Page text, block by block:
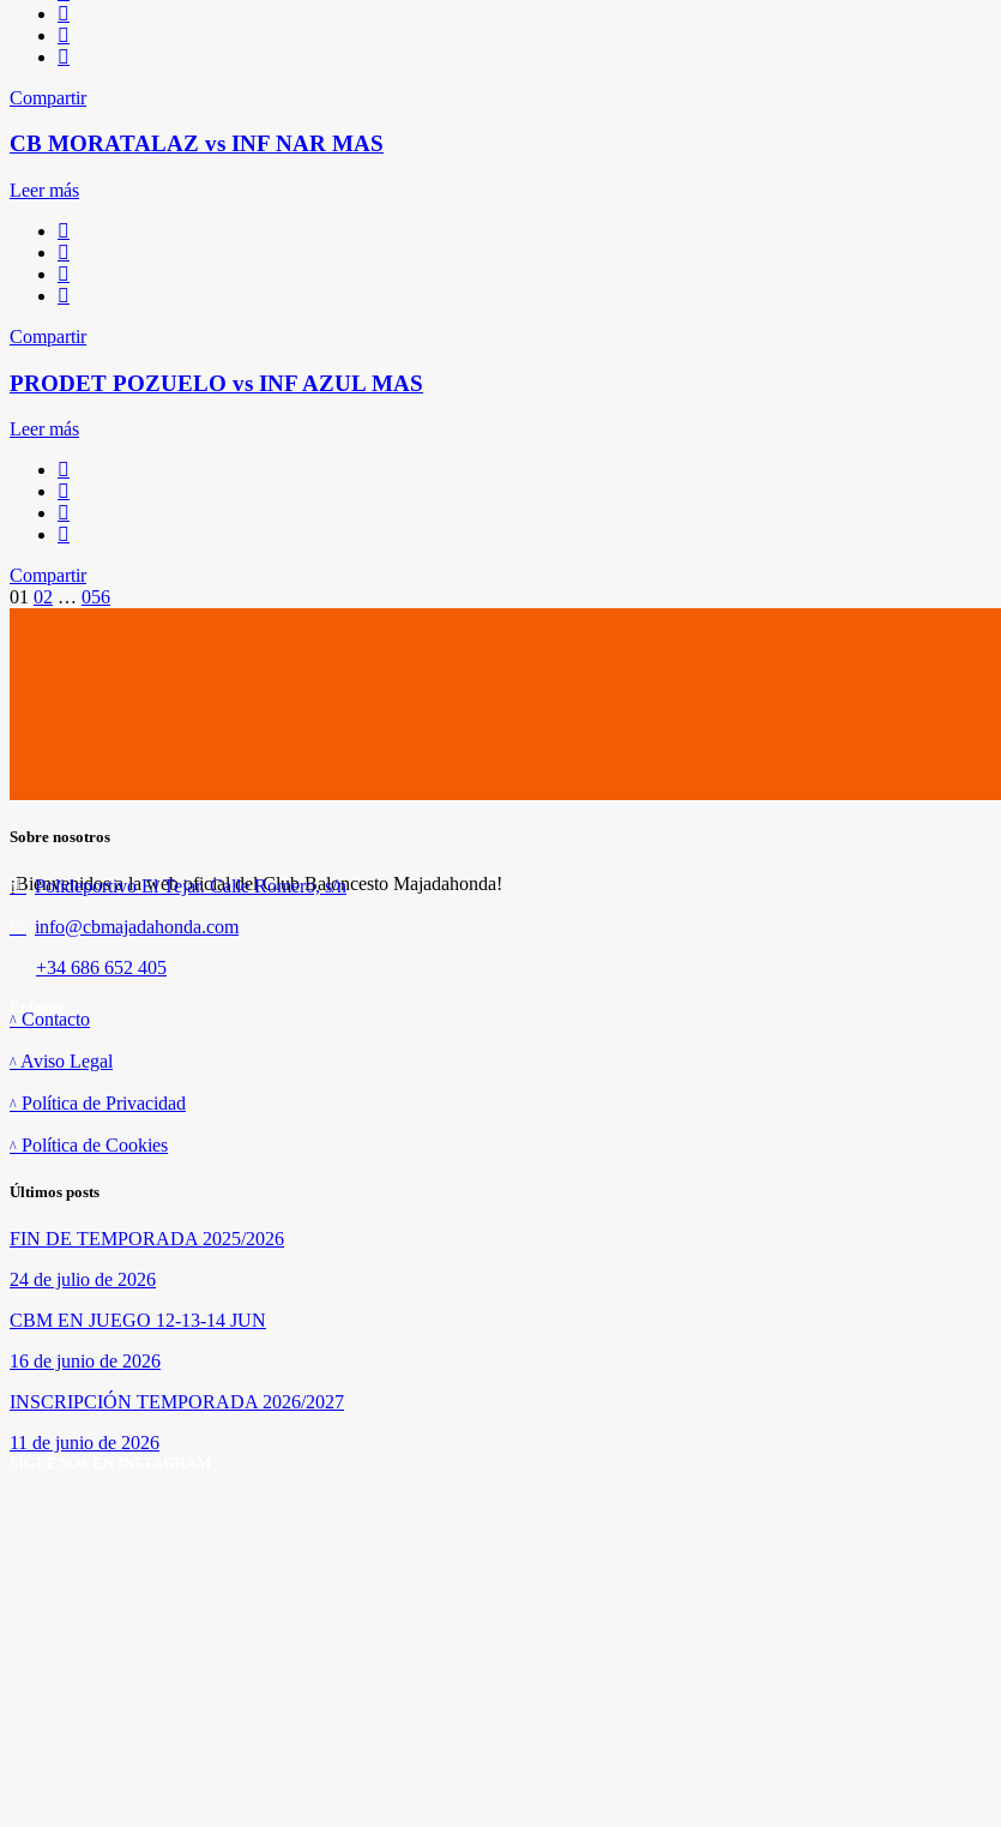
Compartir
CB MORATALAZ vs INF NAR MAS
Leer más
Compartir
PRODET POZUELO vs INF AZUL MAS
Leer más
Compartir
Paginación
01 02 … 056
Sobre nosotros
¡Bienvenidos a la web oficial del Club Baloncesto Majadahonda!
Polideportivo El Tejar. Calle Romero, s/n
info@cbmajadahonda.com
+34 686 652 405
Contacto
Aviso Legal
Política de Privacidad
Política de Cookies
Últimos posts
FIN DE TEMPORADA 2025/2026
24 de julio de 2026
CBM EN JUEGO 12-13-14 JUN
16 de junio de 2026
INSCRIPCIÓN TEMPORADA 2026/2027
11 de junio de 2026